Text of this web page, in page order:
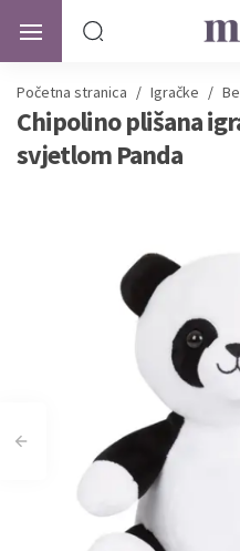
Početna stranica / Igračke /
Chipolino plišana
svjetlom Panda